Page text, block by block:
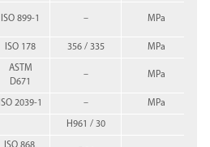
ISO 899-1 – MPa
ISO 178 356 / 335 MPa
ASTM
D671
– MPa
ISO 2039-1 – MPa
H961 / 30